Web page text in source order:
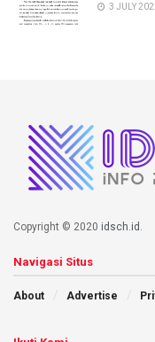
3 JULY
Copyright © 2020 idsch.id .
Navigasi Situs
About Advertise